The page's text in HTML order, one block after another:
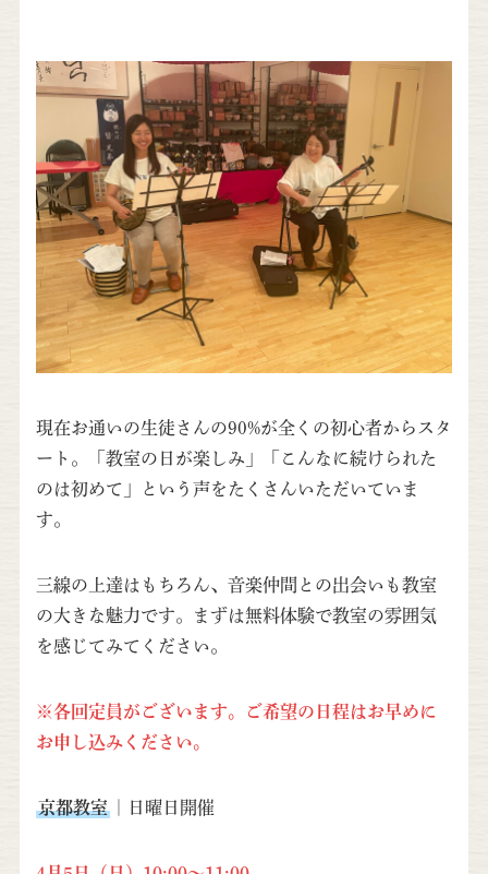
現在お通いの生徒さんの90%が全くの初心者からスタ
ート。「教室の日が楽しみ」「こんなに続けられた
のは初めて」という声をたくさんいただいていま
す。
三線の上達はもちろん、音楽仲間との出会いも教室
の大きな魅力です。まずは無料体験で教室の雰囲気
を感じてみてください。
※各回定員がございます。ご希望の日程はお早めに
お申し込みください。
京都教室｜日曜日開催